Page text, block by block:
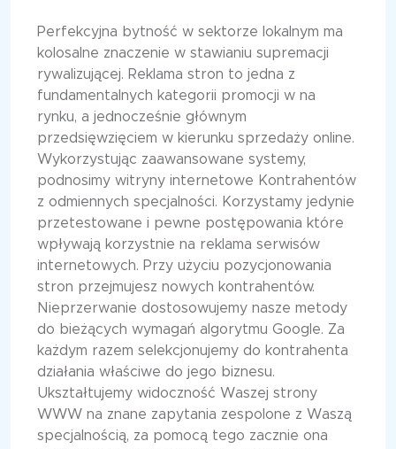
Perfekcyjna bytność w sektorze lokalnym ma
kolosalne znaczenie w stawianiu supremacji
rywalizującej. Reklama stron to jedna z
fundamentalnych kategorii promocji w na
rynku, a jednocześnie głównym
przedsięwzięciem w kierunku sprzedaży online.
Wykorzystując zaawansowane systemy,
podnosimy witryny internetowe Kontrahentów
z odmiennych specjalności. Korzystamy jedynie
przetestowane i pewne postępowania które
wpływają korzystnie na reklama serwisów
internetowych. Przy użyciu pozycjonowania
stron przejmujesz nowych kontrahentów.
Nieprzerwanie dostosowujemy nasze metody
do bieżących wymagań algorytmu Google. Za
każdym razem selekcjonujemy do kontrahenta
działania właściwe do jego biznesu.
Ukształtujemy widoczność Waszej strony
WWW na znane zapytania zespolone z Waszą
specjalnością, za pomocą tego zacznie ona